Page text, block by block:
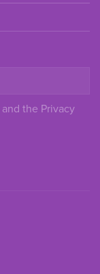
and the Privacy